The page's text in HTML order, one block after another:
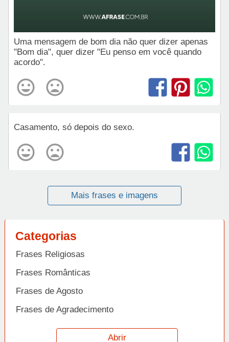
Uma mensagem de bom dia não quer dizer apenas
"Bom dia", quer dizer "Eu penso em você quando
acordo".
Casamento, só depois do sexo.
Mais frases e imagens
Categorias
Frases Religiosas
Frases Românticas
Frases de Agosto
Frases de Agradecimento
Frases de Amizade
Abrir